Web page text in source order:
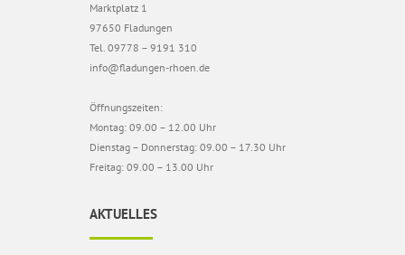
Marktplatz 1
97650 Fladungen
Tel. 09778 – 9191 310
info@fladungen-rhoen.de
Öffnungszeiten:
Montag: 09.00 – 12.00 Uhr
Dienstag – Donnerstag: 09.00 – 17.30 Uhr
Freitag: 09.00 – 13.00 Uhr
AKTUELLES